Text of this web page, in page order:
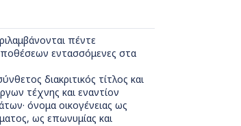
πέντε
εντασσόμενες στα
διακριτικός τίτλος και
τέχνης και εναντίον
όνομα οικογένειας ως
ως επωνυμίας και